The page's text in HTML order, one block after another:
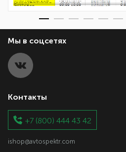
Мы в соцсетях
Контакты
+7 (800) 444 43 42
ishop@avtospektr.com